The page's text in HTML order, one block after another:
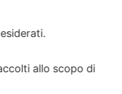
allo scopo di